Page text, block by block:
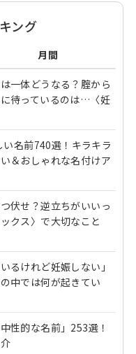
ング
月間
一体どうなる？腟から
待っているのは…〈妊
い名前740選！キラキラ
＆おしゃれな名付けア
伏せ？逆立ちがいいっ
クス〉で大切なこと
るけれど妊娠しない」
中では何が起きてい
性的な名前」253選！